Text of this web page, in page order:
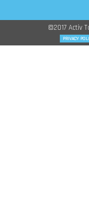
©2017 Activ
PRIVACY